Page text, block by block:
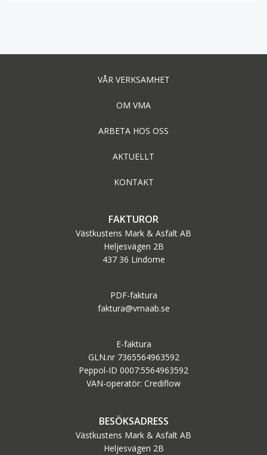
VÅR VERKSAMHET
OM VMA
ARBETA HOS OSS
AKTUELLT
KONTAKT
FAKTUROR
Västkustens Mark & Asfalt AB
Heljesvägen 2B
437 36 Lindome
PDF-faktura
faktura@vmaab.se
E-faktura
GLN.nr 7365564963592
Peppol-ID 0007:5564963592
VAN-operatör: Crediflow
BESÖKSADRESS
Västkustens Mark & Asfalt AB
Heljesvägen 2B